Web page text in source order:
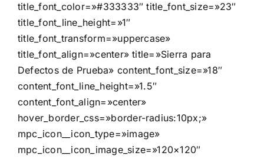
title_font_color=»#333333″ title_font_size=»23″
title_font_line_height=»1″
title_font_transform=»uppercase»
title_font_align=»center» title=»Sierra para
Defectos de Prueba» content_font_size=»18″
content_font_line_height=»1.5″
content_font_align=»center»
hover_border_css=»border-radius:10px;»
mpc_icon__icon_type=»image»
mpc_icon__icon_image_size=»120×120″